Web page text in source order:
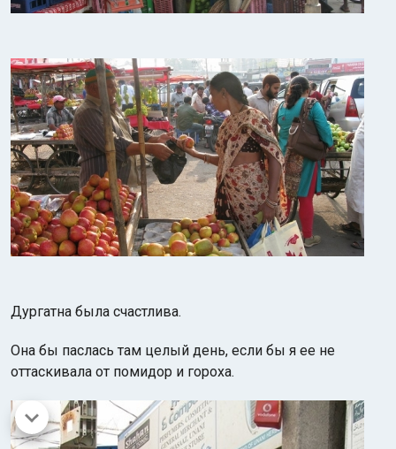
Дургатна была счастлива.
Она бы паслась там целый день, если бы я ее не
оттаскивала от помидор и гороха.